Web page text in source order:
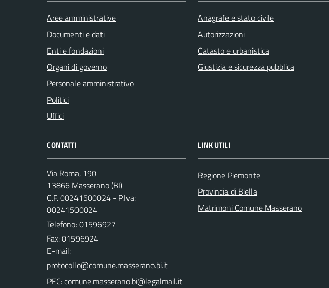
Aree amministrative
Documenti e dati
Enti e fondazioni
Organi di governo
Personale amministrativo
Politici
Uffici
Anagrafe e stato civile
Autorizzazioni
Catasto e urbanistica
Giustizia e sicurezza pubblica
CONTATTI
Via Roma, 190
13866 Masserano (BI)
C.F. 00241500024 - P.Iva:
00241500024
Telefono:01596927
Fax: 01596924
E-mail:
PEC:
LINK UTILI
Regione Piemonte
Provincia di Biella
Matrimoni Comune Masserano